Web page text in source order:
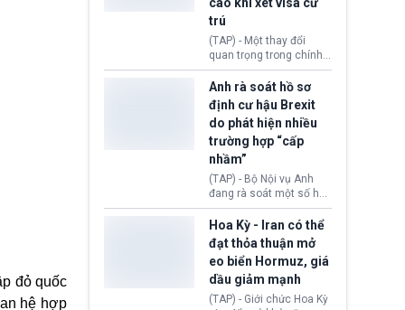
đỏ quốc
hệ hợp
trong bối cảnh tranh
chấp ngoại giao giữa
chính quyền Tổng thống
Donald Trump và chính
phủ cánh tả Tổng thống
da Silva đang leo thang
gay gắt.
trú
(TAP) - Một thay đổi
quan trọng trong chính
sách nhập cư của New
Zealand đang mở ra
thêm cơ hội cho nhiều
người muốn định cư. Từ
nay, người mắc viêm
gan B hoặc viêm gan C
sẽ không còn bị mặc
định không đáp ứng tiêu
chuẩn sức khỏe chỉ vì
chi phí điều trị khi nộp hồ
Anh rà soát hồ sơ
định cư hậu Brexit
do phát hiện nhiều
trường hợp “cấp
nhầm”
(TAP) - Bộ Nội vụ Anh
đang rà soát một số hồ
sơ thuộc Chương trình
Định cư EU (EU
Settlement Scheme -
EUSS) sau khi xác định
có trường hợp được cấp
quy chế cư trú hậu
Brexit “do nhầm lẫn”.
Hoa Kỳ - Iran có thể
đạt thỏa thuận mở
eo biển Hormuz, giá
dầu giảm mạnh
(TAP) - Giới chức Hoa Kỳ